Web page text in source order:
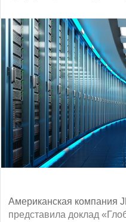
Американская компания
представила доклад